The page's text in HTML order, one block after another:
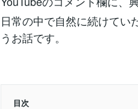
日常の中で自然に続けてい
うお話です。
目次